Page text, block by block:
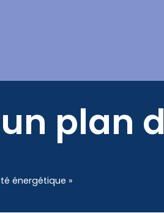
plan
énergétique »